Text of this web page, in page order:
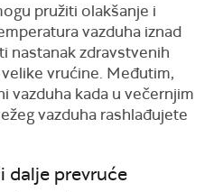
pružiti olakšanje i
vazduha iznad
nastanak zdravstvenih
vrućine. Međutim,
vazduha kada u večernjim
vazduha rashlađujete
dalje prevruće